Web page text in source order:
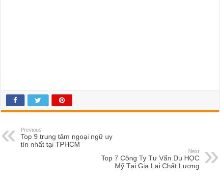
Previous
Top 9 trung tâm ngoại ngữ uy
tín nhất tại TPHCM
Next
Top 7 Công Ty Tư Vấn Du HỌC
Mỹ Tại Gia Lai Chất Lượng